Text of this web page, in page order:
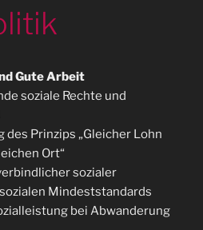
Gute Arbeit
soziale Rechte und
des Prinzips „Gleicher Lohn
Ort“
sozialer
Mindeststandards
bei Abwanderung